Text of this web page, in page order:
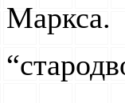
Маркса.